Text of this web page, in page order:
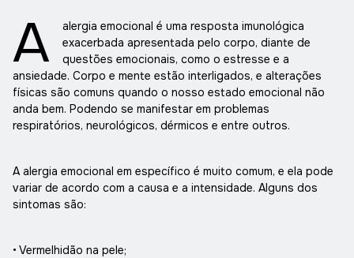
A
alergia emocional é uma resposta imunológica
exacerbada apresentada pelo corpo, diante de
questões emocionais, como o estresse e a
ansiedade. Corpo e mente estão interligados, e alterações
físicas são comuns quando o nosso estado emocional não
anda bem. Podendo se manifestar em problemas
respiratórios, neurológicos, dérmicos e entre outros.
A alergia emocional em específico é muito comum, e ela pode
variar de acordo com a causa e a intensidade. Alguns dos
sintomas são:
• Vermelhidão na pele;